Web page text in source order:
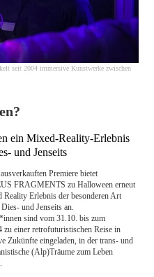
seit 2004 immersive Kunstwerke zwischen
ein Mixed-Reality-Erlebnis
und Jenseits
Premiere bietet
FRAGMENTS zu Halloween erneut
Reality Erlebnis der besonderen Art
und Jenseits an.
sind vom 31.10. bis zum
zu einer retrofuturistischen Reise in
Zukünfte eingeladen, in der trans- und
(Alp)Träume zum Leben